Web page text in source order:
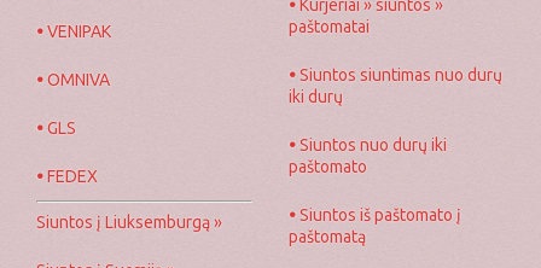
•VENIPAK
•OMNIVA
•GLS
•FEDEX
Siuntos į Liuksemburgą »
•Kurjeriai » siuntos »
paštomatai
•Siuntos siuntimas nuo durų
iki durų
•Siuntos nuo durų iki
paštomato
•Siuntos iš paštomato į
paštomatą